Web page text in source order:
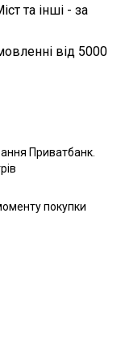
та інші - за
від 5000
Приватбанк.
покупки